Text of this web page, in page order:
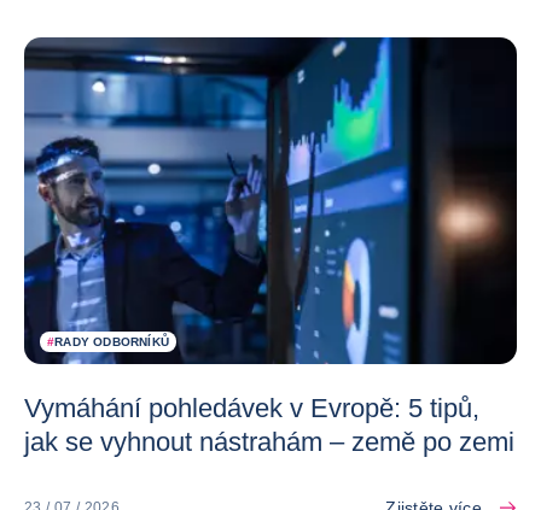
#RADY ODBORNÍKŮ
Vymáhání pohledávek v Evropě: 5 tipů,
jak se vyhnout nástrahám – země po zemi